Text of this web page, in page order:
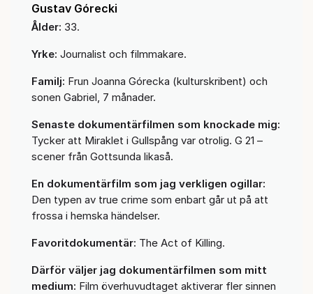
Gustav Górecki
Ålder: 33.
Yrke: Journalist och filmmakare.
Familj: Frun Joanna Górecka (kulturskribent) och
sonen Gabriel, 7 månader.
Senaste dokumentärfilmen som knockade mig:
Tycker att Miraklet i Gullspång var otrolig. G 21 –
scener från Gottsunda likaså.
En dokumentärfilm som jag verkligen ogillar:
Den typen av true crime som enbart går ut på att
frossa i hemska händelser.
Favoritdokumentär: The Act of Killing.
Därför väljer jag dokumentärfilmen som mitt
medium: Film överhuvudtaget aktiverar fler sinnen